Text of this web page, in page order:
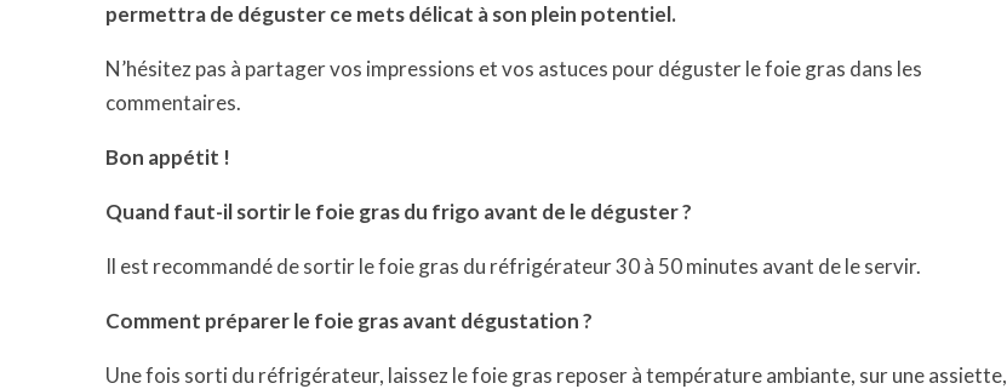
permettra de déguster ce mets délicat à son plein potentiel.
N’hésitez pas à partager vos impressions et vos astuces pour déguster le foie gras dans les
commentaires.
Bon appétit !
Quand faut-il sortir le foie gras du frigo avant de le déguster ?
Il est recommandé de sortir le foie gras du réfrigérateur 30 à 50 minutes avant de le servir.
Comment préparer le foie gras avant dégustation ?
Une fois sorti du réfrigérateur, laissez le foie gras reposer à température ambiante, sur une assiette,